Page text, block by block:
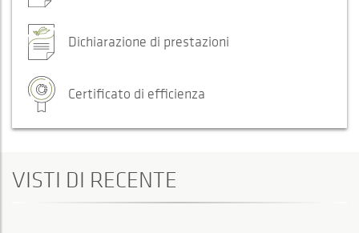
Dichiarazione di prestazioni
Certificato di efficienza
VISTI DI RECENTE